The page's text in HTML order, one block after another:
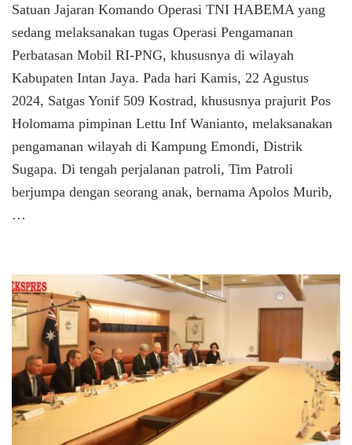
Emondi
Satuan Jajaran Komando Operasi TNI HABEMA yang
sedang melaksanakan tugas Operasi Pengamanan
Perbatasan Mobil RI-PNG, khususnya di wilayah
Kabupaten Intan Jaya. Pada hari Kamis, 22 Agustus
2024, Satgas Yonif 509 Kostrad, khususnya prajurit Pos
Holomama pimpinan Lettu Inf Wanianto, melaksanakan
pengamanan wilayah di Kampung Emondi, Distrik
Sugapa. Di tengah perjalanan patroli, Tim Patroli
berjumpa dengan seorang anak, bernama Apolos Murib,
…